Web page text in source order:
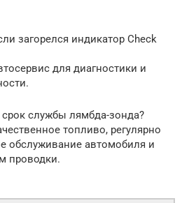
загорелся индикатор Check
для диагностики и
службы лямбда-зонда?
топливо, регулярно
обслуживание автомобиля и
проводки.